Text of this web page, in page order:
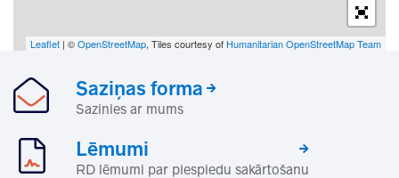
Leaflet | ©OpenStreetMap, Tiles courtesy of Humanitarian OpenStreetMap Team
Saziņas forma
Sazinies ar mums
Lēmumi
RD lēmumi par piespiedu sakārtošanu